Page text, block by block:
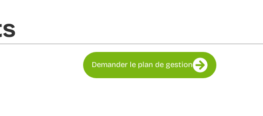
Demander le plan de gestion